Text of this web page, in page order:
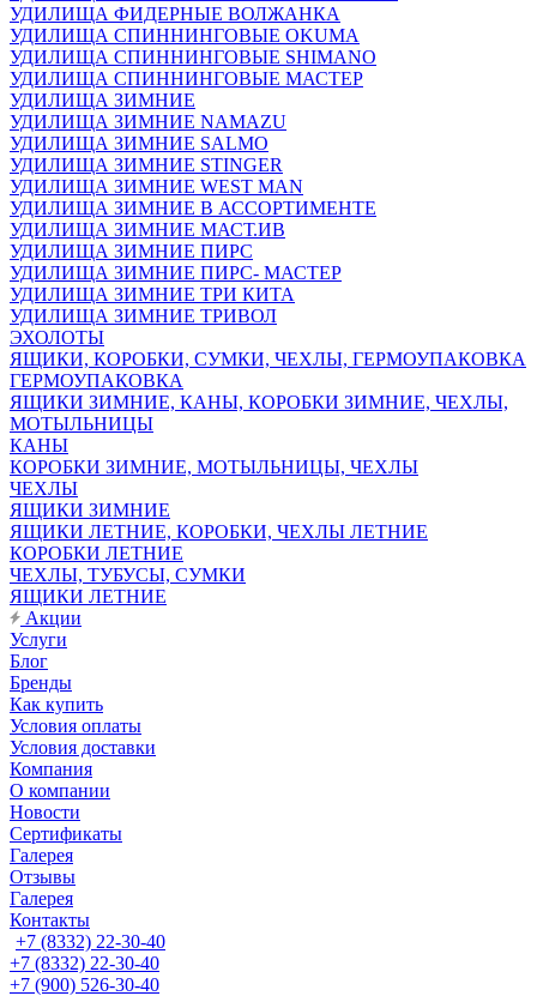
УДИЛИЩА ФИДЕРНЫЕ ВОЛЖАНКА
УДИЛИЩА СПИННИНГОВЫЕ OKUMA
УДИЛИЩА СПИННИНГОВЫЕ SHIMANO
УДИЛИЩА СПИННИНГОВЫЕ МАСТЕР
УДИЛИЩА ЗИМНИЕ
УДИЛИЩА ЗИМНИЕ NAMAZU
УДИЛИЩА ЗИМНИЕ SALMO
УДИЛИЩА ЗИМНИЕ STINGER
УДИЛИЩА ЗИМНИЕ WEST MAN
УДИЛИЩА ЗИМНИЕ В АССОРТИМЕНТЕ
УДИЛИЩА ЗИМНИЕ МАСТ.ИВ
УДИЛИЩА ЗИМНИЕ ПИРС
УДИЛИЩА ЗИМНИЕ ПИРС- МАСТЕР
УДИЛИЩА ЗИМНИЕ ТРИ КИТА
УДИЛИЩА ЗИМНИЕ ТРИВОЛ
ЭХОЛОТЫ
ЯЩИКИ, КОРОБКИ, СУМКИ, ЧЕХЛЫ, ГЕРМОУПАКОВКА
ГЕРМОУПАКОВКА
ЯЩИКИ ЗИМНИЕ, КАНЫ, КОРОБКИ ЗИМНИЕ, ЧЕХЛЫ,
МОТЫЛЬНИЦЫ
КАНЫ
КОРОБКИ ЗИМНИЕ, МОТЫЛЬНИЦЫ, ЧЕХЛЫ
ЧЕХЛЫ
ЯЩИКИ ЗИМНИЕ
ЯЩИКИ ЛЕТНИЕ, КОРОБКИ, ЧЕХЛЫ ЛЕТНИЕ
КОРОБКИ ЛЕТНИЕ
ЧЕХЛЫ, ТУБУСЫ, СУМКИ
ЯЩИКИ ЛЕТНИЕ
Акции
Услуги
Блог
Бренды
Как купить
Условия оплаты
Условия доставки
Компания
О компании
Новости
Сертификаты
Галерея
Отзывы
Галерея
Контакты
+7 (8332) 22-30-40
+7 (8332) 22-30-40
+7 (900) 526-30-40